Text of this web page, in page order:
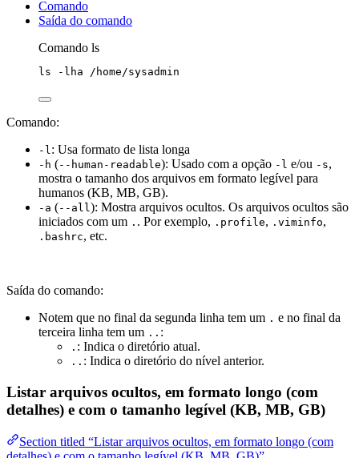
Comando
Saída do comando
Comando ls
ls -lha /home/sysadmin
Comando:
-l : Usa formato de lista longa
-h (--human-readable): Usado com a opção -l e/ou -s,
mostra o tamanho dos arquivos em formato legível para
humanos (KB, MB, GB).
-a (--all ): Mostra arquivos ocultos. Os arquivos ocultos são
iniciados com um . . Por exemplo, .profile, .viminfo,
.bashrc, etc.
Saída do comando:
Notem que no final da segunda linha tem um . e no final da
terceira linha tem um .. :
. : Indica o diretório atual.
.. : Indica o diretório do nível anterior.
Listar arquivos ocultos, em formato longo (com
detalhes) e com o tamanho legível (KB, MB, GB)
Section titled “Listar arquivos ocultos, em formato longo (com